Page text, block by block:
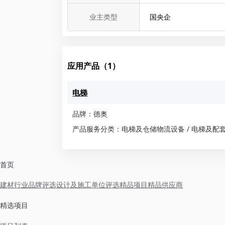
业主类型 国央企
应用产品（1）
电梯
品牌：德奥
产品服务分类：电梯及仓储物流设备 / 电梯及配
首页
建材行业品牌评选设计及施工单位评选精品项目精品供应商
精选项目